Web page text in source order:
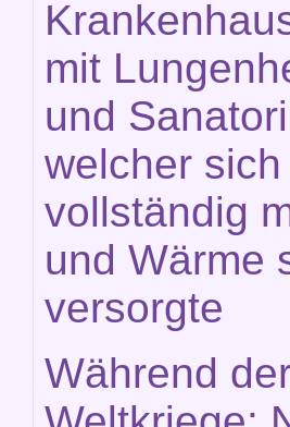
mit
und
welcher sich
vollständig
und Wärme
versorgte
Während